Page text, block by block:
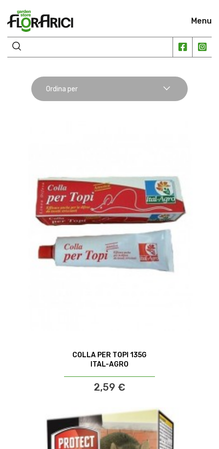
Menu
Ordina per
COLLA PER TOPI 135G
ITAL-AGRO
2,59 €